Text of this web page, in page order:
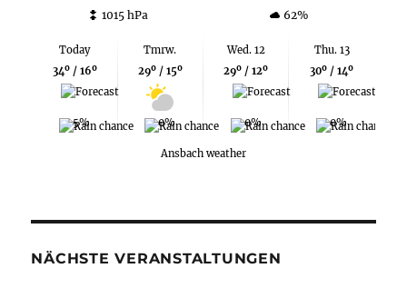
1015 hPa
62%
Today
34º / 16º
5%
Tmrw.
29º / 15º
0%
Wed. 12
29º / 12º
0%
Thu. 13
30º / 14º
0%
Ansbach weather
NÄCHSTE VERANSTALTUNGEN